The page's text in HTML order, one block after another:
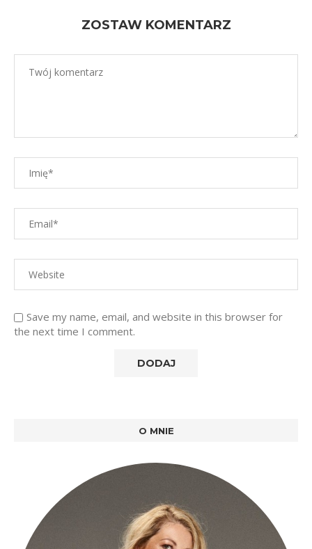
ZOSTAW KOMENTARZ
Save my name, email, and website in this browser for
the next time I comment.
O MNIE